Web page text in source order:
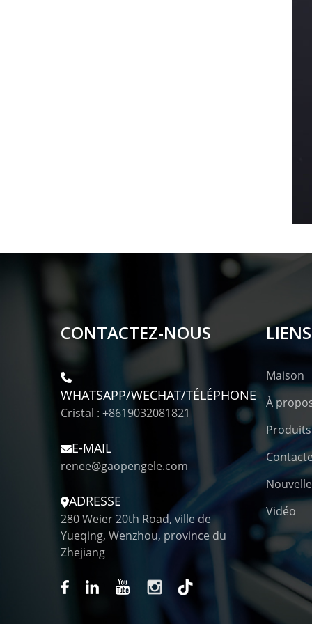
CONTACTEZ-NOUS
WHATSAPP/WECHAT/TÉLÉPHONE
Cristal : +8619032081821
E-MAIL
renee@gaopengele.com
ADRESSE
280 Weier 20th Road, ville de
Yueqing, Wenzhou, province du
Zhejiang
Maison
À
Produits
Vidéo